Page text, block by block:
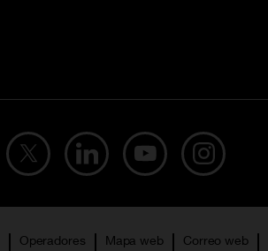
Operadores Mapa web Correo web